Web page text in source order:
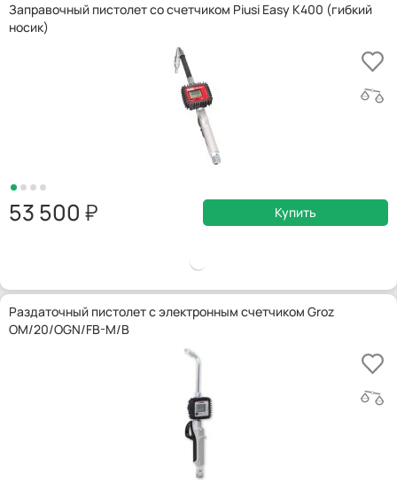
Заправочный пистолет со счетчиком Piusi Easy K400 (гибкий
носик)
53 500 Купить
Раздаточный пистолет с электронным счетчиком Groz
OM/20/OGN/FB-M/B